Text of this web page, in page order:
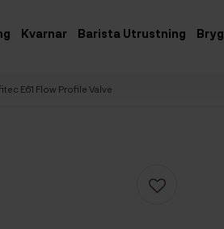
Kvarnar Barista Utrustning
E61 Flow Profile Valve